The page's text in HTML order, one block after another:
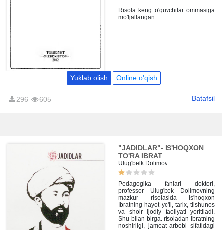
Risola keng o'quvchilar ommasiga
mo'ljallangan.
Yuklab olish Online o'qish
296 605 Batafsil
"JADIDLAR"- IS'HOQXON
TO'RA IBRAT
Ulug'belk Dolimov
Pedagogika fanlari doktori,
professor Ulug'bek Dolimovning
mazkur risolasida Is'hoqxon
Ibratning hayot yo'li, tarix, tilshunos
va shoir ijodiy faoliyati yoritiladi.
Shu bilan birga. risoladan Ibratning
noshirligi, jamoat arbobi sifatidagi